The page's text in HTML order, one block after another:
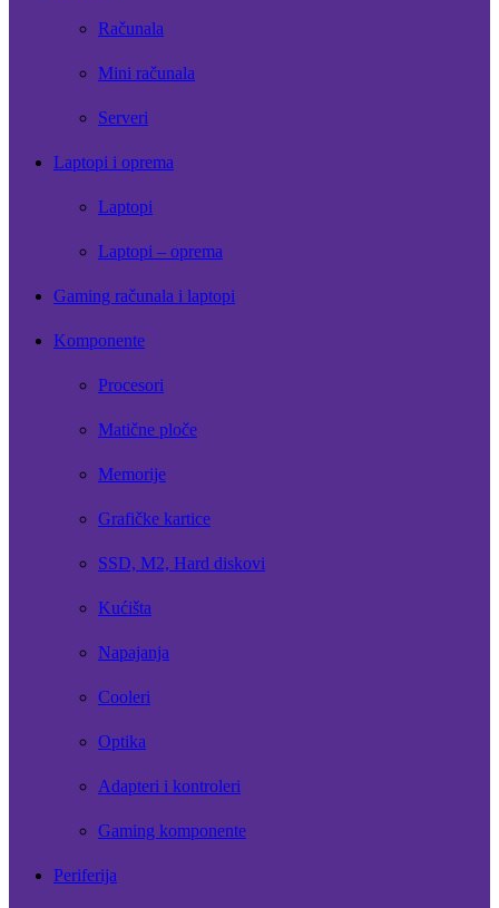
Računala
Mini računala
Serveri
Laptopi i oprema
Laptopi
Laptopi – oprema
Gaming računala i laptopi
Komponente
Procesori
Matične ploče
Memorije
Grafičke kartice
SSD, M2, Hard diskovi
Kućišta
Napajanja
Cooleri
Optika
Adapteri i kontroleri
Gaming komponente
Periferija